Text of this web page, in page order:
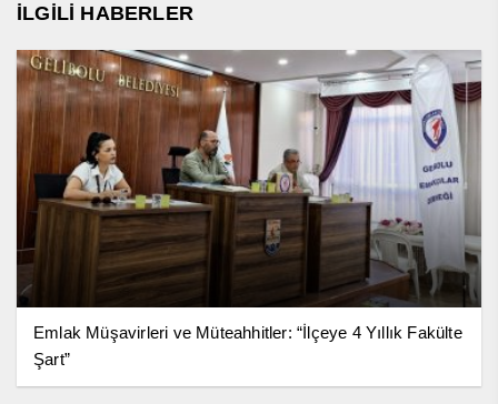
İLGİLİ HABERLER
Emlak Müşavirleri ve Müteahhitler: “İlçeye 4 Yıllık Fakülte
Şart”